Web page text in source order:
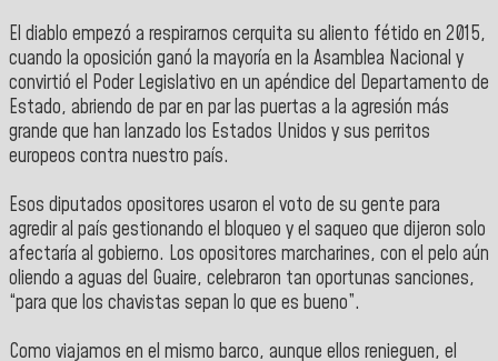
El diablo empezó a respirarnos cerquita su aliento fétido en 2015,
cuando la oposición ganó la mayoría en la Asamblea Nacional y
convirtió el Poder Legislativo en un apéndice del Departamento de
Estado, abriendo de par en par las puertas a la agresión más
grande que han lanzado los Estados Unidos y sus perritos
europeos contra nuestro país.
Esos diputados opositores usaron el voto de su gente para
agredir al país gestionando el bloqueo y el saqueo que dijeron solo
afectaría al gobierno. Los opositores marcharines, con el pelo aún
oliendo a aguas del Guaire, celebraron tan oportunas sanciones,
“para que los chavistas sepan lo que es bueno”.
Como viajamos en el mismo barco, aunque ellos renieguen, el